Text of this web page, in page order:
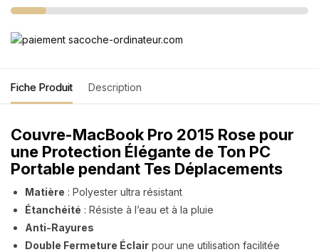
Fiche Produit Description
Couvre-MacBook Pro 2015 Rose pour
une Protection Élégante de Ton PC
Portable pendant Tes Déplacements
Matière : Polyester ultra résistant
Étanchéité : Résiste à l’eau et à la pluie
Anti-Rayures
Double Fermeture Éclair pour une utilisation facilitée